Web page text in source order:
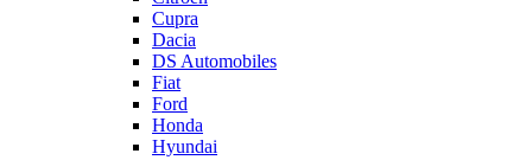
Cupra
Dacia
DS Automobiles
Fiat
Ford
Honda
Hyundai